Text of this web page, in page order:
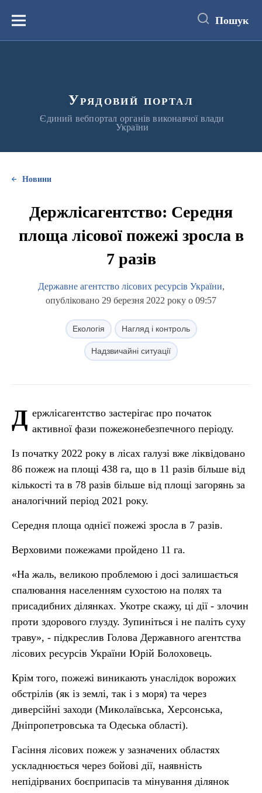
вмістуМеню Пошук
Урядовий портал
Єдиний вебпортал органів виконавчої влади
України
Новини
Держлісагентство: Cередня
площа лісової пожежі зросла в
7 разів
Державне агентство лісових ресурсів України,
опубліковано 29 березня 2022 року о 09:57
Екологія Нагляд і контроль
Надзвичайні ситуації
Д ержлісагентство застерігає про початок
активної фази пожежонебезпечного періоду.
Із початку 2022 року в лісах галузі вже ліквідовано
86 пожеж на площі 438 га, що в 11 разів більше від
кількості та в 78 разів більше від площі загорянь за
аналогічний період 2021 року.
Середня площа однієї пожежі зросла в 7 разів.
Верховими пожежами пройдено 11 га.
«На жаль, великою проблемою і досі залишається
спалювання населенням сухостою на полях та
присадибних ділянках. Укотре скажу, ці дії - злочин
проти здорового глузду. Зупиніться і не паліть суху
траву», - підкреслив Голова Державного агентства
лісових ресурсів України Юрій Болоховець.
Крім того, пожежі виникають унаслідок ворожих
обстрілів (як із землі, так і з моря) та через
диверсійні заходи (Миколаївська, Херсонська,
Дніпропетровська та Одеська області).
Гасіння лісових пожеж у зазначених областях
ускладнюється через бойові дії, наявність
непідірваних боєприпасів та мінування ділянок